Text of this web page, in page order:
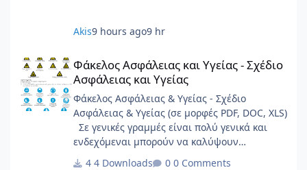
Akis9 hours ago9 hr
Φάκελος Ασφάλειας και Υγείας - Σχέδιο
Ασφάλειας και Υγείας
Φάκελος Ασφάλειας & Υγείας - Σχέδιο
Ασφάλειας & Υγείας (σε μορφές PDF, DOC, XLS)
Σε γενικές γραμμές είναι πολύ γενικά και
ενδεχόμεναι μπορούν να καλύψουν
4 Downloads 0 Comments